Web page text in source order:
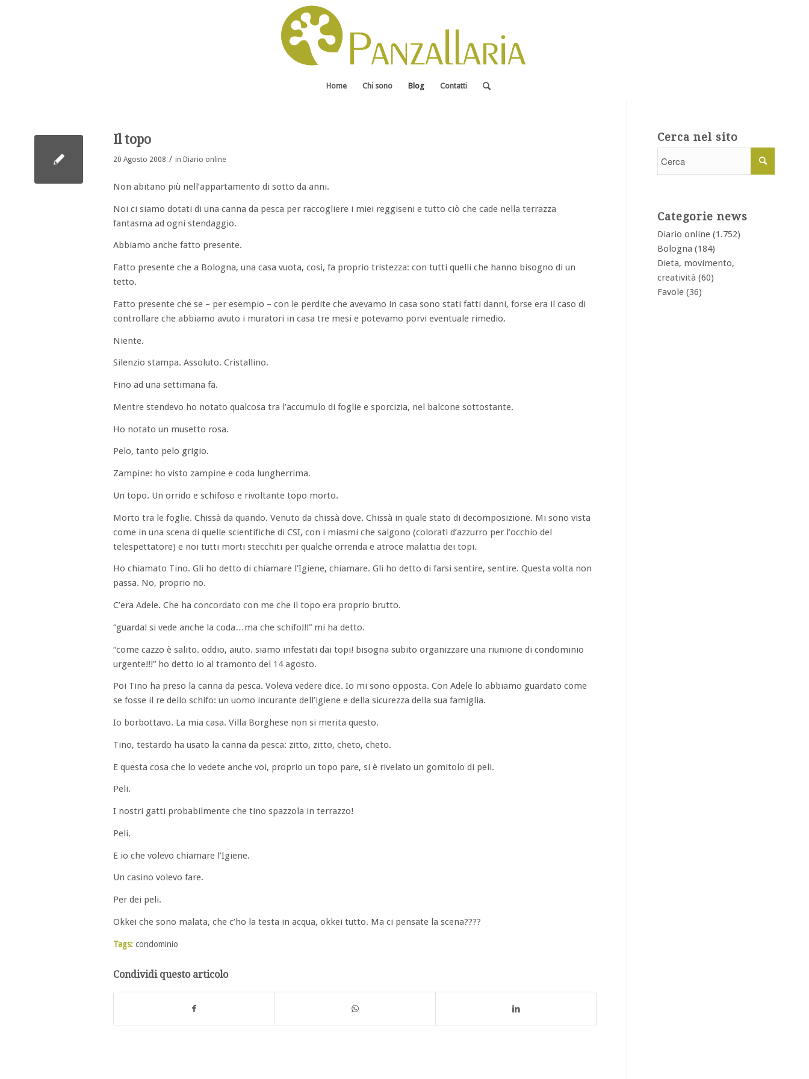
Home Chi sono Blog Contatti
Il topo
20 Agosto 2008 / in Diario online
Non abitano più nell’appartamento di sotto da anni.
Noi ci siamo dotati di una canna da pesca per raccogliere i miei reggiseni e tutto ciò che cade nella terrazza
fantasma ad ogni stendaggio.
Abbiamo anche fatto presente.
Fatto presente che a Bologna, una casa vuota, così, fa proprio tristezza: con tutti quelli che hanno bisogno di un
tetto.
Fatto presente che se – per esempio – con le perdite che avevamo in casa sono stati fatti danni, forse era il caso di
controllare che abbiamo avuto i muratori in casa tre mesi e potevamo porvi eventuale rimedio.
Niente.
Silenzio stampa. Assoluto. Cristallino.
Fino ad una settimana fa.
Mentre stendevo ho notato qualcosa tra l’accumulo di foglie e sporcizia, nel balcone sottostante.
Ho notato un musetto rosa.
Pelo, tanto pelo grigio.
Zampine: ho visto zampine e coda lungherrima.
Un topo. Un orrido e schifoso e rivoltante topo morto.
Morto tra le foglie. Chissà da quando. Venuto da chissà dove. Chissà in quale stato di decomposizione. Mi sono vista
come in una scena di quelle scientifiche di CSI, con i miasmi che salgono (colorati d’azzurro per l’occhio del
telespettatore) e noi tutti morti stecchiti per qualche orrenda e atroce malattia dei topi.
Ho chiamato Tino. Gli ho detto di chiamare l’Igiene, chiamare. Gli ho detto di farsi sentire, sentire. Questa volta non
passa. No, proprio no.
C’era Adele. Che ha concordato con me che il topo era proprio brutto.
“guarda! si vede anche la coda…ma che schifo!!!” mi ha detto.
“come cazzo è salito. oddio, aiuto. siamo infestati dai topi! bisogna subito organizzare una riunione di condominio
urgente!!!” ho detto io al tramonto del 14 agosto.
Poi Tino ha preso la canna da pesca. Voleva vedere dice. Io mi sono opposta. Con Adele lo abbiamo guardato come
se fosse il re dello schifo: un uomo incurante dell’igiene e della sicurezza della sua famiglia.
Io borbottavo. La mia casa. Villa Borghese non si merita questo.
Tino, testardo ha usato la canna da pesca: zitto, zitto, cheto, cheto.
E questa cosa che lo vedete anche voi, proprio un topo pare, si è rivelato un gomitolo di peli.
Peli.
I nostri gatti probabilmente che tino spazzola in terrazzo!
Peli.
E io che volevo chiamare l’Igiene.
Un casino volevo fare.
Per dei peli.
Okkei che sono malata, che c’ho la testa in acqua, okkei tutto. Ma ci pensate la scena????
Tags: condominio
Condividi questo articolo
Cerca nel sito
Categorie news
Diario online (1.752)
Bologna (184)
Dieta, movimento,
creatività (60)
Favole (36)